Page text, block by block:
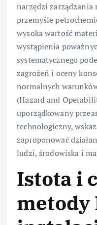
narzędzi
przemyśle
wysoka wartość
wystąpienia
systematycznego
zagrożeń i oceny
normalnych
(Hazard and
uporządkowany
technologiczny,
zaproponować
ludzi, środowiska i
Istota i
metody